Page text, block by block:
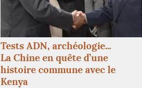
Tests ADN, archéologie...
La Chine en quête d’une
histoire commune avec le
Kenya